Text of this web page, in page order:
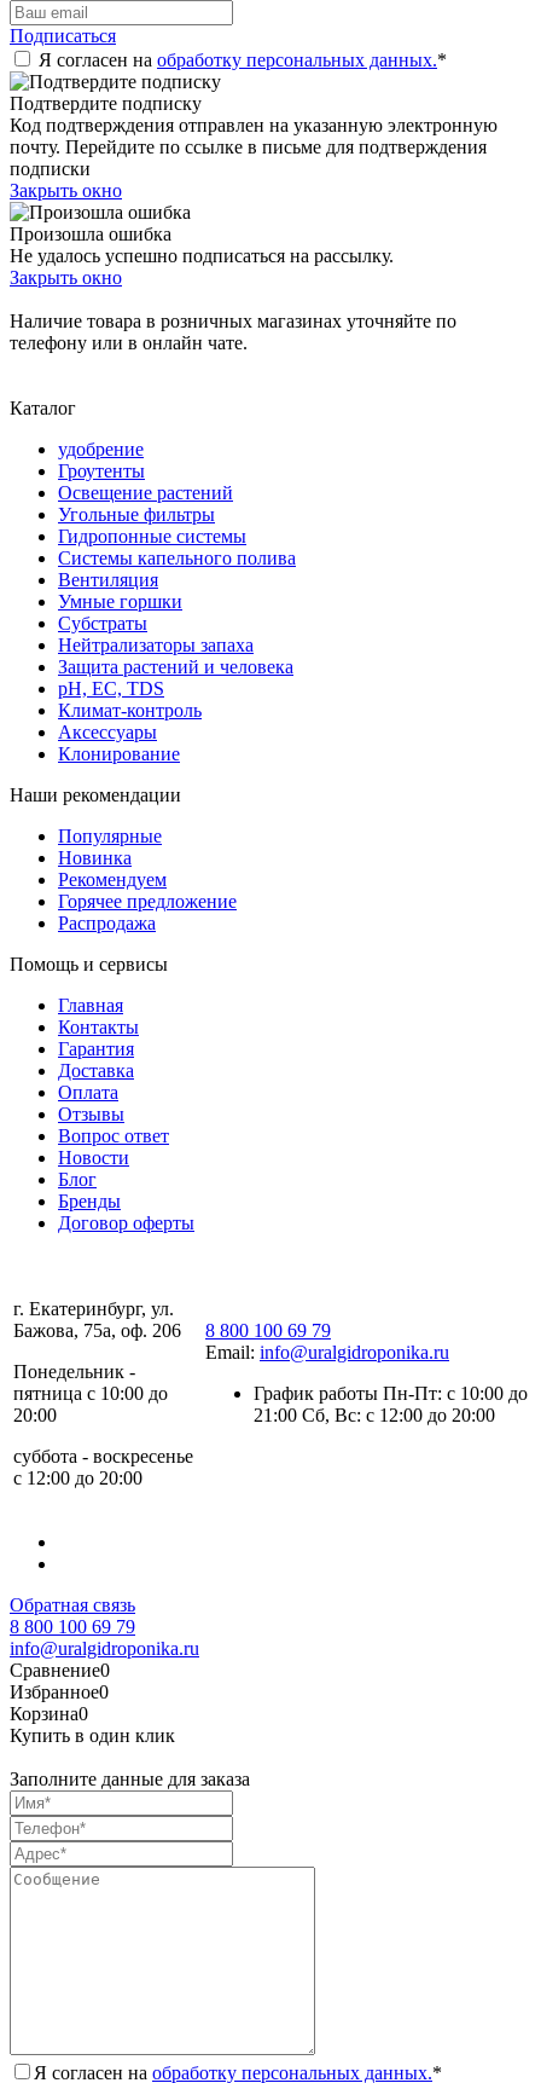
Подписаться
Я согласен на обработку персональных данных.*
Подтвердите подписку
Код подтверждения отправлен на указанную электронную
почту. Перейдите по ссылке в письме для подтверждения
подписки
Закрыть окно
Произошла ошибка
Не удалось успешно подписаться на рассылку.
Закрыть окно
Наличие товара в розничных магазинах уточняйте по
телефону или в онлайн чате.
Каталог
удобрение
Гроутенты
Освещение растений
Угольные фильтры
Гидропонные системы
Системы капельного полива
Вентиляция
Умные горшки
Субстраты
Нейтрализаторы запаха
Защита растений и человека
pH, EC, TDS
Климат-контроль
Аксессуары
Клонирование
Наши рекомендации
Популярные
Новинка
Рекомендуем
Горячее предложение
Распродажа
Помощь и сервисы
Главная
Контакты
Гарантия
Доставка
Оплата
Отзывы
Вопрос ответ
Новости
Блог
Бренды
Договор оферты
г. Екатеринбург, ул.
Бажова, 75а, оф. 206
Понедельник -
пятница с 10:00 до
20:00
суббота - воскресенье
с 12:00 до 20:00
8 800 100 69 79
Email: info@uralgidroponika.ru
График работы Пн-Пт: с 10:00 до
21:00 Сб, Вс: с 12:00 до 20:00
Обратная связь
8 800 100 69 79
info@uralgidroponika.ru
Сравнение0
Избранное0
Корзина0
Купить в один клик
Заполните данные для заказа
Я согласен на обработку персональных данных.*